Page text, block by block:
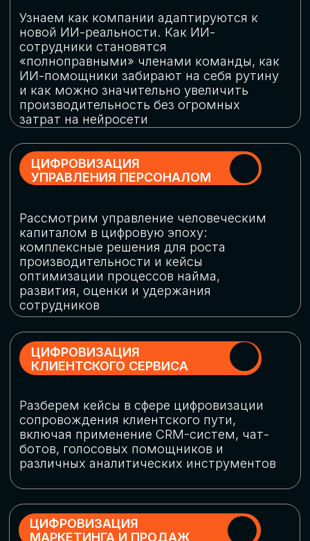
огромную статью затрат
ОБЛАЧНЫЕ ТЕХНОЛОГИИ
Подискутируем, какие облачные решения
существуют на рынке и почему
использование мультиоблачных моделей
не только снижает затраты, но и
«пересборки» бизнес-моделей
СКАЧАТЬ
ПРОГРАММУ
КОНФЕРЕНЦИИ
Оставьте заявку, мы направим вам
программу конференции
СКАЧАТЬ ПРОГРАММУ
СПИКЕРЫ
СТАТЬ СПИКЕРОМ
В конференции участвовали более 120 спикеров